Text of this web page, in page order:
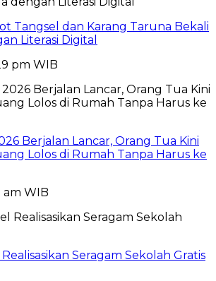
Tangsel dan Karang Taruna Bekali
Literasi Digital
pm WIB
Berjalan Lancar, Orang Tua Kini
Lolos di Rumah Tanpa Harus ke
am WIB
Seragam Sekolah Gratis